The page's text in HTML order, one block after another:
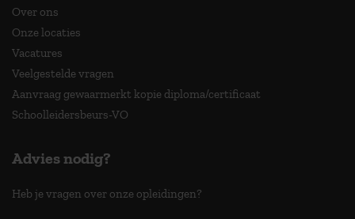
Over ons
Onze locaties
Vacatures
Veelgestelde vragen
Aanvraag gewaarmerkt kopie diploma/certificaat
Schoolleidersbeurs-VO
Advies nodig?
Heb je vragen over onze opleidingen?